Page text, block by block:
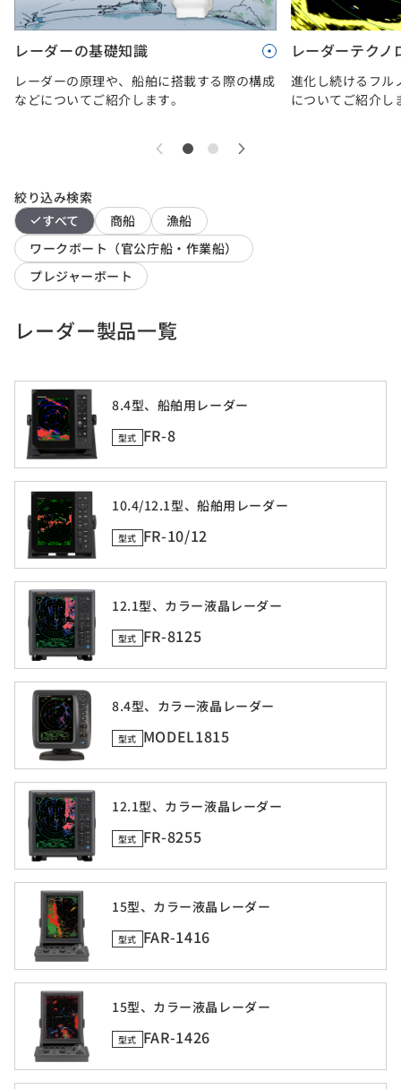
レーダーの基礎知識
レーダーの原理や、船舶に搭載する際の構成
などについてご紹介します。
レーダーテクノ
進化し続けるフル
についてご紹介し
絞り込み検索
すべて
商船
漁船
ワークボート（官公庁船・作業船）
プレジャーボート
レーダー製品一覧
8.4型、船舶用レーダー
型式 FR-8
10.4/12.1型、船舶用レーダー
型式 FR-10/12
12.1型、カラー液晶レーダー
型式 FR-8125
8.4型、カラー液晶レーダー
型式 MODEL1815
12.1型、カラー液晶レーダー
型式 FR-8255
15型、カラー液晶レーダー
型式 FAR-1416
15型、カラー液晶レーダー
型式 FAR-1426